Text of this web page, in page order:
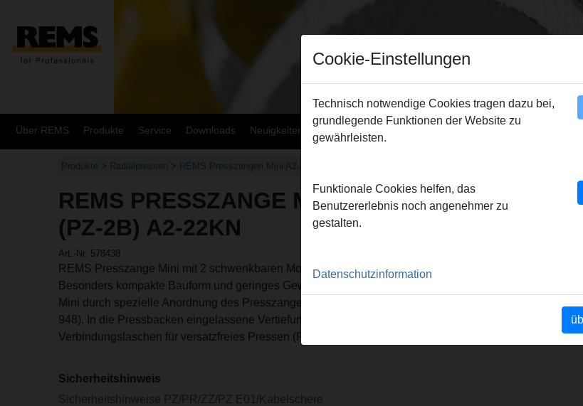
Über REMS Produkte Service Downloads Neuigkeiten Sitemap
Produkte > Radialpressen > REMS Presszangen Mini A2-22kN/Pressringe
REMS PRESSZANGE MINI RN 20
(PZ-2B) A2-22KN
Art.-Nr. 578438
REMS Presszange Mini mit 2 schwenkbaren Monoblock-Pressbacken.
Besonders kompakte Bauform und geringes Gewicht der REMS Presszangen
Mini durch spezielle Anordnung des Presszangenanschlusses (Patent EP 1 952
948). In die Pressbacken eingelassene Vertiefungen zur sicheren Führung der
Verbindungslaschen für versatzfreies Pressen (Patent EP 2 347 862).
Sicherheitshinweis
Sicherheitshinweise PZ/PR/ZZ/PZ E01/Kabelschere
Cookie-Einstellungen
Technisch notwendige Cookies tragen dazu bei,
grundlegende Funktionen der Website zu
gewährleisten.
Funktionale Cookies helfen, das
Benutzererlebnis noch angenehmer zu
gestalten.
Datenschutzinformation